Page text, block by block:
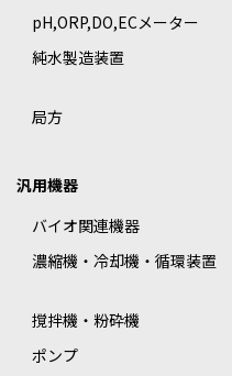
pH,ORP,DO,ECメーター
純水製造装置
局方
汎用機器
バイオ関連機器
濃縮機・冷却機・循環装置
撹拌機・粉砕機
ポンプ